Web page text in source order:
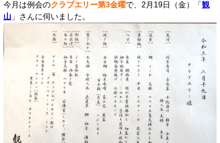
今月は例会のクラブエリー第3金曜で、2月19日（金）「 観
山 」さんに伺いました。